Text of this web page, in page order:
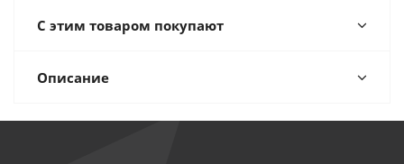
С этим товаром покупают
Описание